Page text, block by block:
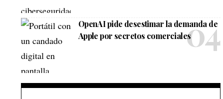
OpenAI pide desestimar la demanda de
Apple por secretos comerciales